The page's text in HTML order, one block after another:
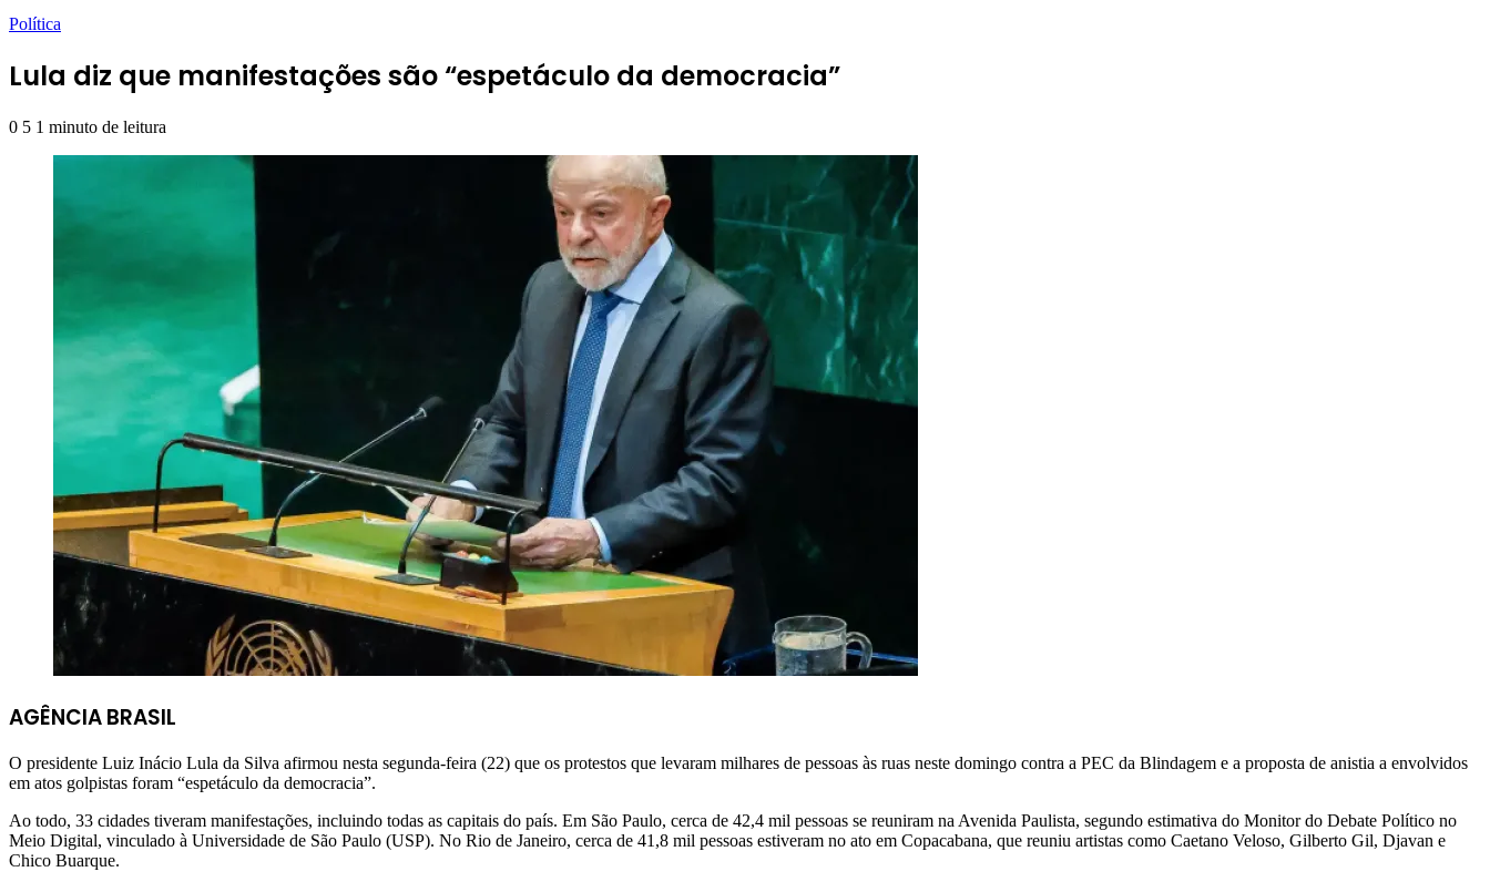
Política
Lula diz que manifestações são “espetáculo da democracia”
0 5 1 minuto de leitura
AGÊNCIA BRASIL
O presidente Luiz Inácio Lula da Silva afirmou nesta segunda-feira (22) que os protestos que levaram milhares de pessoas às ruas neste domingo contra a PEC da Blindagem e a proposta de anistia a envolvidos
em atos golpistas foram “espetáculo da democracia”.
Ao todo, 33 cidades tiveram manifestações, incluindo todas as capitais do país. Em São Paulo, cerca de 42,4 mil pessoas se reuniram na Avenida Paulista, segundo estimativa do Monitor do Debate Político no
Meio Digital, vinculado à Universidade de São Paulo (USP). No Rio de Janeiro, cerca de 41,8 mil pessoas estiveram no ato em Copacabana, que reuniu artistas como Caetano Veloso, Gilberto Gil, Djavan e
Chico Buarque.